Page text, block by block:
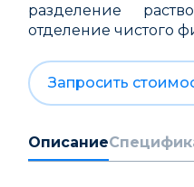
разделение
отделение чистого
Запросить
Описание